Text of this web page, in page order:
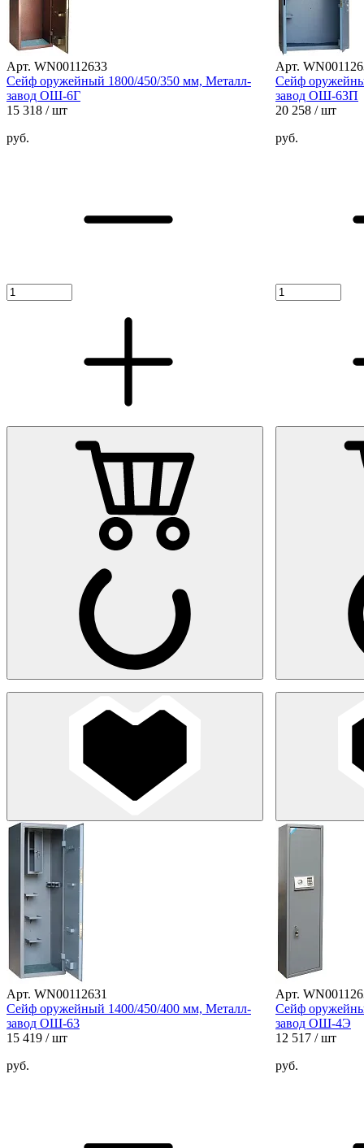
Арт. WN00112633
Сейф оружейный 1800/450/350 мм, Металл-
завод ОШ-6Г
15 318 / шт
руб.
Арт.
Сейф
завод ОШ-63П
20 258 / шт
руб.
Арт. WN00112631
Сейф оружейный 1400/450/400 мм, Металл-
завод ОШ-63
15 419 / шт
руб.
Арт.
Сейф
завод ОШ-4Э
12 517 / шт
руб.